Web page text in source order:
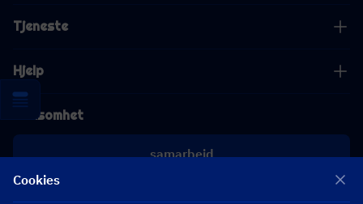
Tjeneste
Hjelp
Virksomhet
samarbeid
Cookies